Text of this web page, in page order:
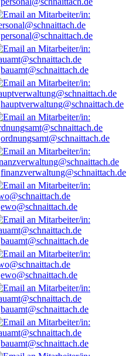
personal@schnaittach.de
bauamt@schnaittach.de
hauptverwaltung@schnaittach.de
ordnungsamt@schnaittach.de
finanzverwaltung@schnaittach.de
ewo@schnaittach.de
bauamt@schnaittach.de
ewo@schnaittach.de
bauamt@schnaittach.de
bauamt@schnaittach.de